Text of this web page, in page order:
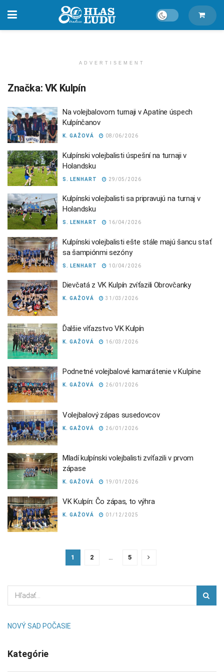
ADVERTISEMENT
Značka: VK Kulpín
Na volejbalovom turnaji v Apatíne úspech
Kulpínčanov
K. GAŽOVÁ 08/06/2026
Kulpínski volejbalisti úspešní na turnaji v
Holandsku
S. LENHART 29/05/2026
Kulpínski volejbalisti sa pripravujú na turnaj v
Holandsku
S. LENHART 16/04/2026
Kulpínski volejbalisti ešte stále majú šancu stať
sa šampiónmi sezóny
S. LENHART 10/04/2026
Dievčatá z VK Kulpín zvíťazili Obrovčanky
K. GAŽOVÁ 31/03/2026
Ďalšie víťazstvo VK Kulpín
K. GAŽOVÁ 16/03/2026
Podnetné volejbalové kamarátenie v Kulpíne
K. GAŽOVÁ 26/01/2026
Volejbalový zápas susedovcov
K. GAŽOVÁ 26/01/2026
Mladí kulpínski volejbalisti zvíťazili v prvom
zápase
K. GAŽOVÁ 19/01/2026
VK Kulpín: Čo zápas, to výhra
K. GAŽOVÁ 01/12/2025
1 2 … 5
NOVÝ SAD POČASIE
Kategórie